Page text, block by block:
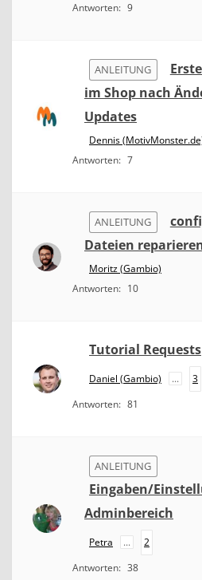
Antworten: 9
ANLEITUNG
im Shop nach
Updates
Dennis
Antworten: 7
ANLEITUNG
Dateien
Moritz (Gambio)
Antworten: 10
Tutorial Requests
Daniel (Gambio) ... 3
Antworten: 81
ANLEITUNG
Eingaben/
Adminbereich
Petra ...
2
Antworten: 38